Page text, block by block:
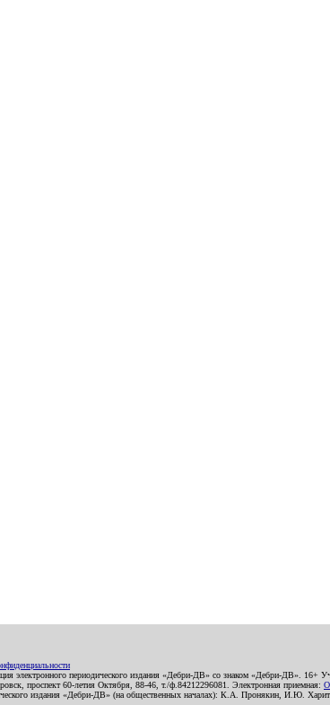
электронного периодического издания «Дебри-ДВ» со знаком «Дебри-ДВ».
проспект 60-летия Октября, 88-46, т./ф.84212296081. Электронная приемная:
издания «Дебри-ДВ» (на общественных началах): К.А.